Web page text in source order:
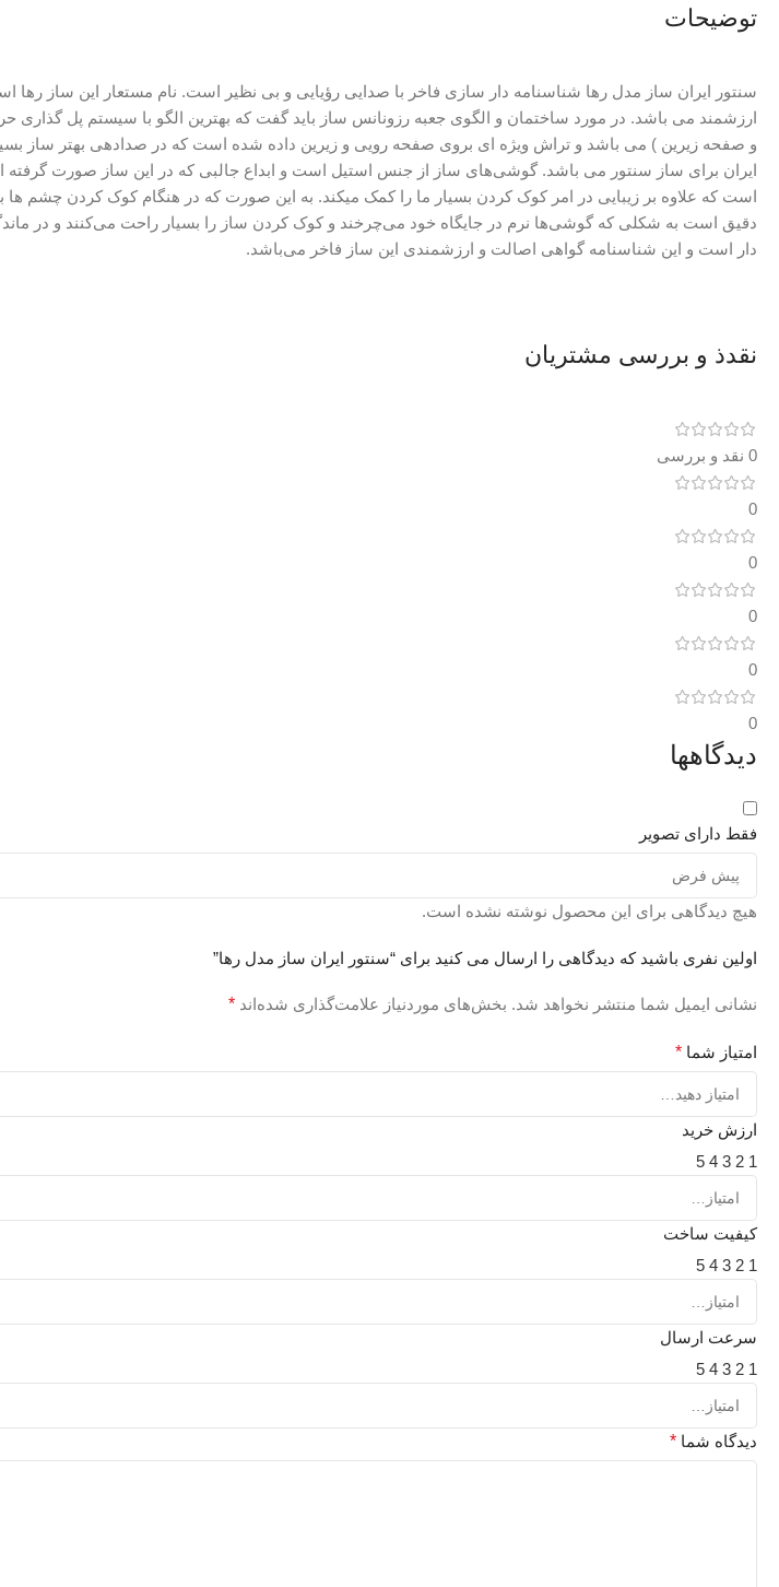
توضیحات
سنتور ایران ساز مدل رها شناسنامه دار سازی فاخر با صدایی رؤیایی و بی نظیر است. نام مستعار این ساز
ارزشمند می باشد. در مورد ساختمان و الگوی جعبه رزونانس ساز باید گفت که بهترین الگو با سیستم پل
و صفحه زیرین ) می باشد و تراش ویژه ای بروی صفحه رویی و زیرین داده شده است که در صدادهی بهتر ساز
ایران برای ساز سنتور می باشد. گوشی‌های ساز از جنس استیل است و ابداع جالبی که در این ساز صورت
است که علاوه بر زیبایی در امر کوک کردن بسیار ما را کمک میکند. به این صورت که در هنگام کوک کردن چشم
دقیق است به شکلی که گوشی‌ها نرم در جایگاه خود می‌چرخند و کوک کردن ساز را بسیار راحت می‌کنند و در
دار است و این شناسنامه گواهی اصالت و ارزشمندی این ساز فاخر می‌باشد.
نقدذ و بررسی مشتریان
0 نقد و بررسی
0
0
0
0
0
دیدگاهها
فقط دارای تصویر
هیچ دیدگاهی برای این محصول نوشته نشده است.
اولین نفری باشید که دیدگاهی را ارسال می کنید برای “سنتور ایران ساز مدل رها”
نشانی ایمیل شما منتشر نخواهد شد. بخش‌های موردنیاز علامت‌گذاری شده‌اند *
امتیاز شما *
ارزش خرید
1
2
3
4
5
کیفیت ساخت
1
2
3
4
5
سرعت ارسال
1
2
3
4
5
دیدگاه شما *